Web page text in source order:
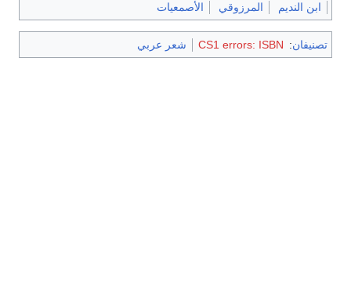
ابن النديم
المرزوقي الأصمعيات
تصنيفان:
CS1 errors: ISBN شعر عربي